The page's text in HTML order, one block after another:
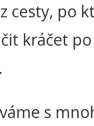
cesty, po
kráčet po
s